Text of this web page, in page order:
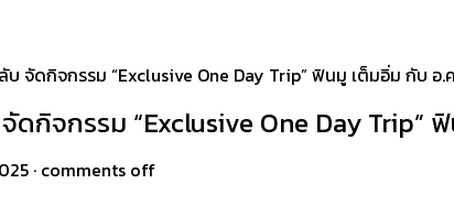
บ จัดกิจกรรม “Exclusive One Day Trip” ฟินมู เต็มอิ่ม กับ
ดกิจกรรม “Exclusive One Day
· comments off